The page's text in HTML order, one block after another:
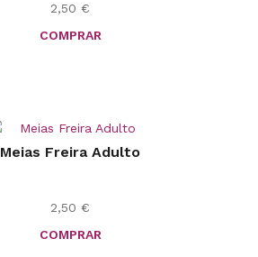
2,50€
COMPRAR
Meias Freira Adulto
2,50€
COMPRAR